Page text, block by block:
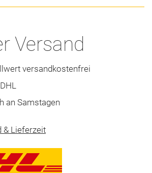
Versand
versandkostenfrei
an Samstagen
& Lieferzeit